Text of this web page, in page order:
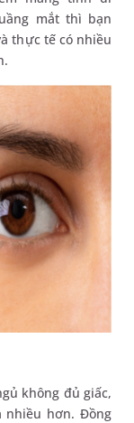
mắt thì bạn
thực tế có nhiều
không đủ giấc,
nhiều hơn. Đồng